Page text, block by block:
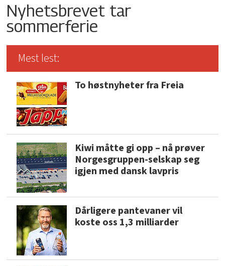
Nyhetsbrevet tar
sommerferie
Mest lest:
To høstnyheter fra Freia
Kiwi måtte gi opp – nå prøver
Norgesgruppen-selskap seg
igjen med dansk lavpris
Dårligere pantevaner vil
koste oss 1,3 milliarder